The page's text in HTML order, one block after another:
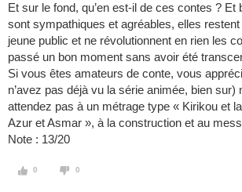
Et sur le fond, qu’en est-il de ces contes ? Et
sont sympathiques et agréables, elles
jeune public et ne révolutionnent en rien les
passé un bon moment sans avoir été
Si vous êtes amateurs de conte, vous
n’avez pas déjà vu la série animée, bien sur)
attendez pas à un métrage type « Kirikou et
Azur et Asmar », à la construction et au
Note : 13/20
0 0